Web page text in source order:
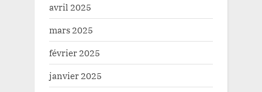
avril 2025
mars 2025
février 2025
janvier 2025